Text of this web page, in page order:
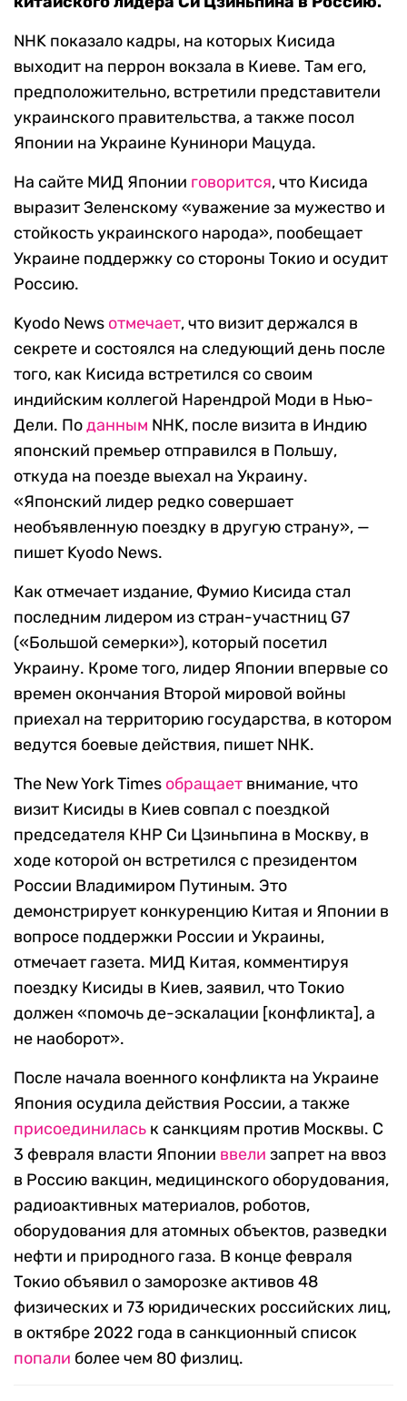
NHK показало кадры, на которых Кисида
выходит на перрон вокзала в Киеве. Там его,
предположительно, встретили представители
украинского правительства, а также посол
Японии на Украине Кунинори Мацуда.
На сайте МИД Японии говорится, что Кисида
выразит Зеленскому «уважение за мужество и
стойкость украинского народа», пообещает
Украине поддержку со стороны Токио и осудит
Россию.
Kyodo News отмечает, что визит держался в
секрете и состоялся на следующий день после
того, как Кисида встретился со своим
индийским коллегой Нарендрой Моди в Нью-
Дели. Поданным NHK, после визита в Индию
японский премьер отправился в Польшу,
откуда на поезде выехал на Украину.
«Японский лидер редко совершает
необъявленную поездку в другую страну», —
пишет Kyodo News.
Как отмечает издание, Фумио Кисида стал
последним лидером из стран-участниц G7
(«Большой семерки»), который посетил
Украину. Кроме того, лидер Японии впервые со
времен окончания Второй мировой войны
приехал на территорию государства, в котором
ведутся боевые действия, пишет NHK.
The New York Times обращает внимание, что
визит Кисиды в Киев совпал с поездкой
председателя КНР Си Цзиньпина в Москву, в
ходе которой он встретился с президентом
России Владимиром Путиным. Это
демонстрирует конкуренцию Китая и Японии в
вопросе поддержки России и Украины,
отмечает газета. МИД Китая, комментируя
поездку Кисиды в Киев, заявил, что Токио
должен «помочь де-эскалации [конфликта], а
не наоборот».
После начала военного конфликта на Украине
Япония осудила действия России, а также
присоединилась к санкциям против Москвы. С
3 февраля власти Японии ввели запрет на ввоз
в Россию вакцин, медицинского оборудования,
радиоактивных материалов, роботов,
оборудования для атомных объектов, разведки
нефти и природного газа. В конце февраля
Токио объявил о заморозке активов 48
физических и 73 юридических российских лиц,
в октябре 2022 года в санкционный список
попали более чем 80 физлиц.